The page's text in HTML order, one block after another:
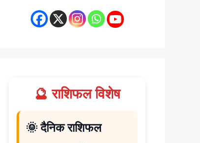
🔮 राशिफल विशेष
🌞 दैनिक राशिफल